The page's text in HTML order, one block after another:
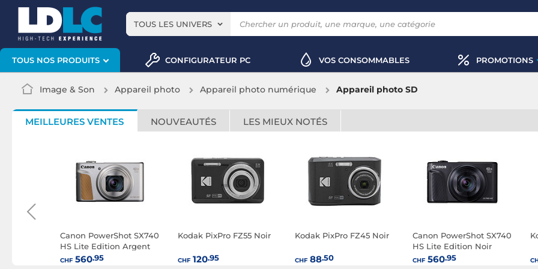
TOUS LES UNIVERS
TOUS NOS PRODUITS CONFIGURATEUR PC VOS CONSOMMABLES PROMOTIONS
Image & Son Appareil photo Appareil photo numérique Appareil photo SD
MEILLEURES VENTES NOUVEAUTÉS LES MIEUX NOTÉS
Canon PowerShot SX740
HS Lite Edition Argent
CHF560.95
Kodak PixPro FZ55 Noir
CHF120.95
Kodak PixPro FZ45 Noir
CHF88.50
Canon PowerShot SX740
HS Lite Edition Noir
CHF560.95